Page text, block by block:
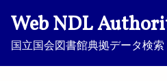
Web NDL
国立国会図書館典拠データ検